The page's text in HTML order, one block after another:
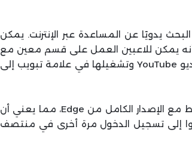
يدويًا عن المساعدة عبر الإنترنت. يمكن
يمكن للاعبين العمل على قسم معين مع
وجود دليل مرئي لهم دائمًا. يمكن للاعبين أيضًا عرض مقاطع فيديو YouTube وتشغيلها في علامة تبويب إلى
يشارك Game Assist نفس بيانات المتصفح وملفات تعريف الارتباط مع الإصدار الكامل من Edge، مما يعني أن
إلى تسجيل الدخول مرة أخرى في منتصف